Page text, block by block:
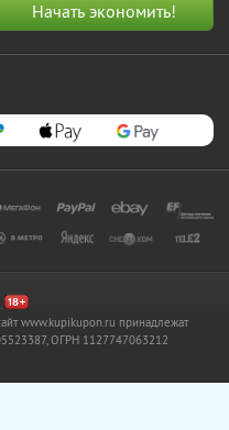
www.kupikupon.ru принадлежат
ОГРН 1127747063212